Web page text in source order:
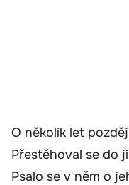
O několik let
Přestěhoval se do
Psalo se v něm o